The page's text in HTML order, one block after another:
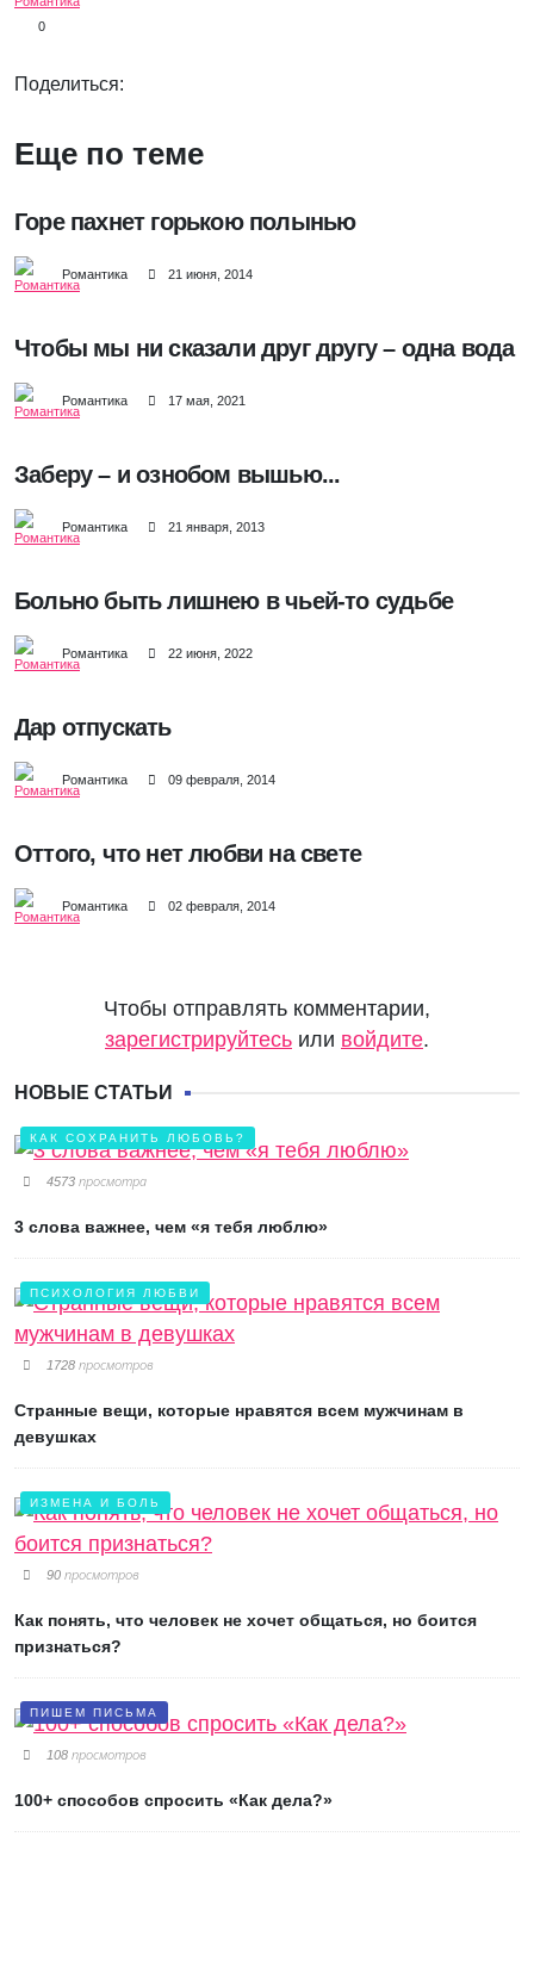
0
Поделиться:
Еще по теме
Горе пахнет горькою полынью
Романтика 21 июня, 2014
Чтобы мы ни сказали друг другу – одна вода
Романтика 17 мая, 2021
Заберу – и ознобом вышью...
Романтика 21 января, 2013
Больно быть лишнею в чьей-то судьбе
Романтика 22 июня, 2022
Дар отпускать
Романтика 09 февраля, 2014
Оттого, что нет любви на свете
Романтика 02 февраля, 2014
Чтобы отправлять комментарии,
зарегистрируйтесь или войдите.
НОВЫЕ СТАТЬИ
КАК СОХРАНИТЬ ЛЮБОВЬ?
4573 просмотра
3 слова важнее, чем «я тебя люблю»
ПСИХОЛОГИЯ ЛЮБВИ
1728 просмотров
Странные вещи, которые нравятся всем мужчинам в
девушках
ИЗМЕНА И БОЛЬ
90 просмотров
Как понять, что человек не хочет общаться, но боится
признаться?
ПИШЕМ ПИСЬМА
108 просмотров
100+ способов спросить «Как дела?»